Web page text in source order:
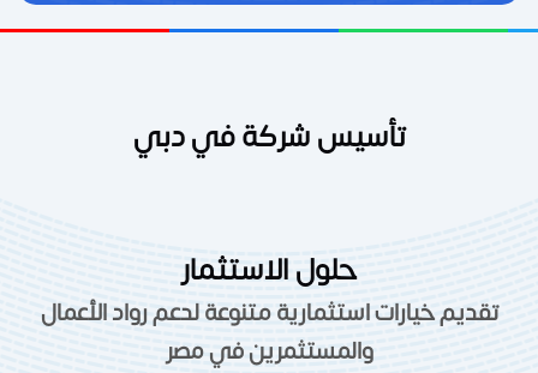
تأسيس شركة في دبي
حلول الاستثمار
تقديم خيارات استثمارية متنوعة لدعم رواد الأعمال
والمستثمرين في مصر